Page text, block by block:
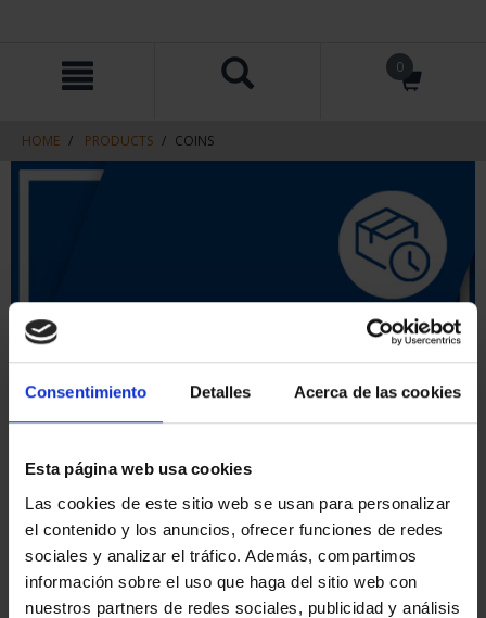
Consentimiento Detalles Acerca de las cookies
Esta página web usa cookies
Las cookies de este sitio web se usan para personalizar
el contenido y los anuncios, ofrecer funciones de redes
sociales y analizar el tráfico. Además, compartimos
información sobre el uso que haga del sitio web con
nuestros partners de redes sociales, publicidad y análisis
content
navigation
menu
HOME PRODUCTS
SORT BY: